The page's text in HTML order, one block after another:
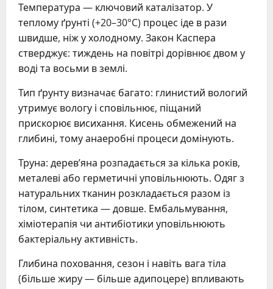
Температура — ключовий каталізатор. У
теплому ґрунті (+20–30°C) процес іде в рази
швидше, ніж у холодному. Закон Каспера
стверджує: тиждень на повітрі дорівнює двом у
воді та восьми в землі.
Тип ґрунту визначає багато: глинистий вологий
утримує вологу і сповільнює, піщаний
прискорює висихання. Кисень обмежений на
глибині, тому анаеробні процеси домінують.
Труна: дерев’яна розпадається за кілька років,
металеві або герметичні уповільнюють. Одяг з
натуральних тканин розкладається разом із
тілом, синтетика — довше. Ембальмування,
хіміотерапія чи антибіотики уповільнюють
бактеріальну активність.
Глибина поховання, сезон і навіть вага тіла
(більше жиру — більше адипоцере) впливають